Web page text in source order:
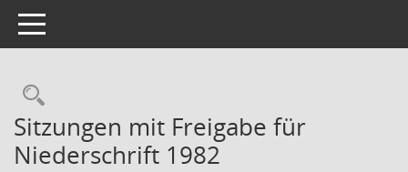
Toggle navigation
Rechercheauswahl
Sitzungen mit Freigabe für
Niederschrift 1982